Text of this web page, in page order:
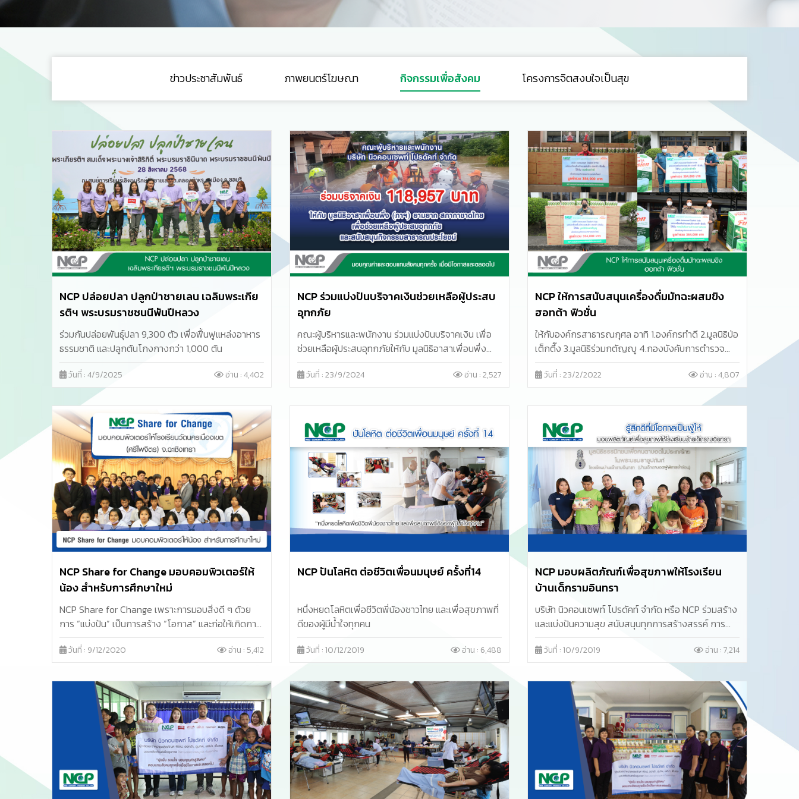
ข่าวประชาสัมพันธ์ ภาพยนตร์โฆษณา กิจกรรมเพื่อสังคม โครงการจิตสงบใจเป็นสุข
NCP ปล่อยปลา ปลูกป่าชายเลน เฉลิมพระเกีย
รติฯ พระบรมราชชนนีพันปีหลวง
ร่วมกันปล่อยพันธุ์ปลา 9,300 ตัว เพื่อฟื้นฟูแหล่งอาหาร
ธรรมชาติ และปลูกต้นโกงกางกว่า 1,000 ต้น
วันที่ : 4/9/2025 อ่าน : 4,402
NCP ร่วมแบ่งปันบริจาคเงินช่วยเหลือผู้ประสบ
อุทกภัย
คณะผู้บริหารและพนักงาน ร่วมแบ่งปันบริจาคเงิน เพื่อ
ช่วยเหลือผู้ประสบอุทกภัยให้กับ มูลนิธิอาสาเพื่อนพึ่ง
(ภาฯ) ยามยาก สภากาชาดไทย
วันที่ : 23/9/2024 อ่าน : 2,527
NCP ให้การสนับสนุนเครื่องดื่มมัทฉะผสมขิง
ฮอทต้า ฟิวชั่น
ให้กับองค์กรสาธารณกุศล อาทิ 1.องค์กรทำดี 2.มูลนิธิป่อ
เต็กตึ๊ง 3.มูลนิธิร่วมกตัญญู 4.กองบังคับการตำรวจ
ทางหลวง
วันที่ : 23/2/2022 อ่าน : 4,807
NCP Share for Change มอบคอมพิวเตอร์ให้
น้อง สำหรับการศึกษาใหม่
NCP Share for Change เพราะการมอบสิ่งดี ๆ ด้วย
การ “แบ่งปัน” เป็นการสร้าง “โอกาส” และก่อให้เกิดการ
เปลี่ยนแปลงที่ดีในอนาคต บริษัท นิวคอนเซพท์ โปรดัคท์
จำกัด หรือ NCP ผู้ผลิตและจัดจำหน่ายผลิตภัณฑ์เพื่อ
สุขภาพ ฟิตเน่, ฮอทต้า, เลดิน่า, และ ตูมทิพ
วันที่ : 9/12/2020 อ่าน : 5,412
NCP ปันโลหิต ต่อชีวิตเพื่อนมนุษย์ ครั้งที่14
หนึ่งหยดโลหิตเพื่อชีวิตพี่น้องชาวไทย และเพื่อสุขภาพที่
ดีของผู้มีน้ำใจทุกคน
วันที่ : 10/12/2019 อ่าน : 6,488
NCP มอบผลิตภัณฑ์เพื่อสุขภาพให้โรงเรียน
บ้านเด็กรามอินทรา
บริษัท นิวคอนเซพท์ โปรดัคท์ จำกัด หรือ NCP ร่วมสร้าง
และแบ่งปันความสุข สนับสนุนทุกการสร้างสรรค์ การ
พัฒนาผู้พิการ–ผู้ด้อยโอกาส ส่งเสริมเยาวชนเข้มแข็ง
ให้มีสุขภาพแข็งแรง ด้วยการมอบผลิตภัณฑ์เพื่อ
สุขภาพให้โรงเรียนบ้านเด็กรามอินทรา
วันที่ : 10/9/2019 อ่าน : 7,214